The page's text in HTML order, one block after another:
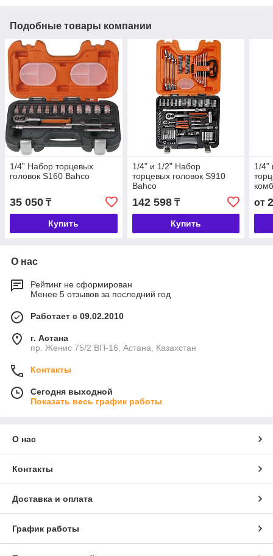
Подобные товары компании
1/4” Набор торцевых
головок S160 Bahco
35 050 ₸
Купить
1/4” и 1/2” Набор
торцевых головок S910
Bahco
142 598₸
Купить
1/4”
от
О нас
Рейтинг не сформирован
Менее 5 отзывов за последний год
Работает с 09.02.2010
г. Астана
пр. Женис 75/2 ВП-16, Астана, Казахстан
Контакты
Сегодня выходной
Показать весь график работы
О нас
Контакты
Доставка и оплата
График работы